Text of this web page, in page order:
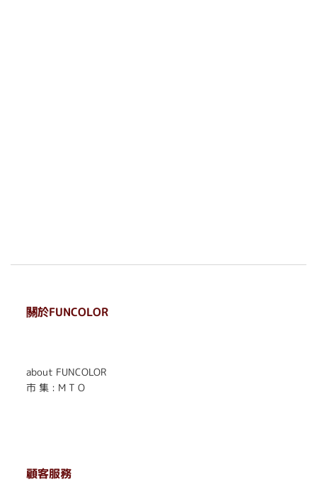
關於FUNCOLOR
about FUNCOLOR
市 集 : M T O
顧客服務